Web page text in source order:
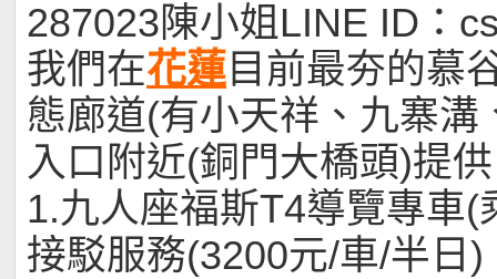
287023陳小姐LINE ID：
我們在花蓮目前最夯的慕
態廊道(有小天祥、九寨溝
入口附近(銅門大橋頭)提
1.九人座福斯T4導覽專車(
接駁服務(3200元/車/半日)